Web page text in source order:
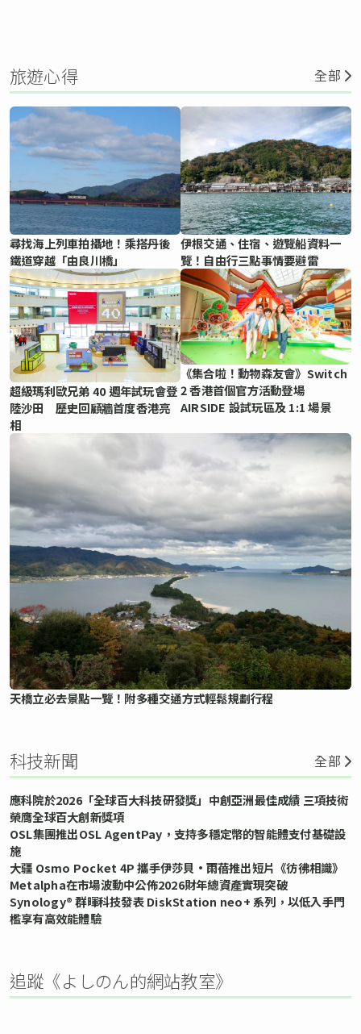
旅遊心得 全部
尋找海上列車拍攝地！乘搭丹後
鐵道穿越「由良川橋」
伊根交通、住宿、遊覽船資料一
覽！自由行三點事情要避雷
超級瑪利歐兄弟 40 週年試玩會登
陸沙田 歷史回顧牆首度香港亮
相
《集合啦！動物森友會》Switch
2 香港首個官方活動登場
AIRSIDE 設試玩區及 1:1 場景
天橋立必去景點一覽！附多種交通方式輕鬆規劃行程
科技新聞 全部
應科院於2026「全球百大科技研發獎」中創亞洲最佳成績 三項技術
榮膺全球百大創新獎項
OSL集團推出OSL AgentPay，支持多穩定幣的智能體支付基礎設
施
大疆 Osmo Pocket 4P 攜手伊莎貝•雨蓓推出短片《彷彿相識》
Metalpha在市場波動中公佈2026財年總資產實現突破
Synology® 群暉科技發表 DiskStation neo+ 系列，以低入手門
檻享有高效能體驗
追蹤《よしのん的網站教室》